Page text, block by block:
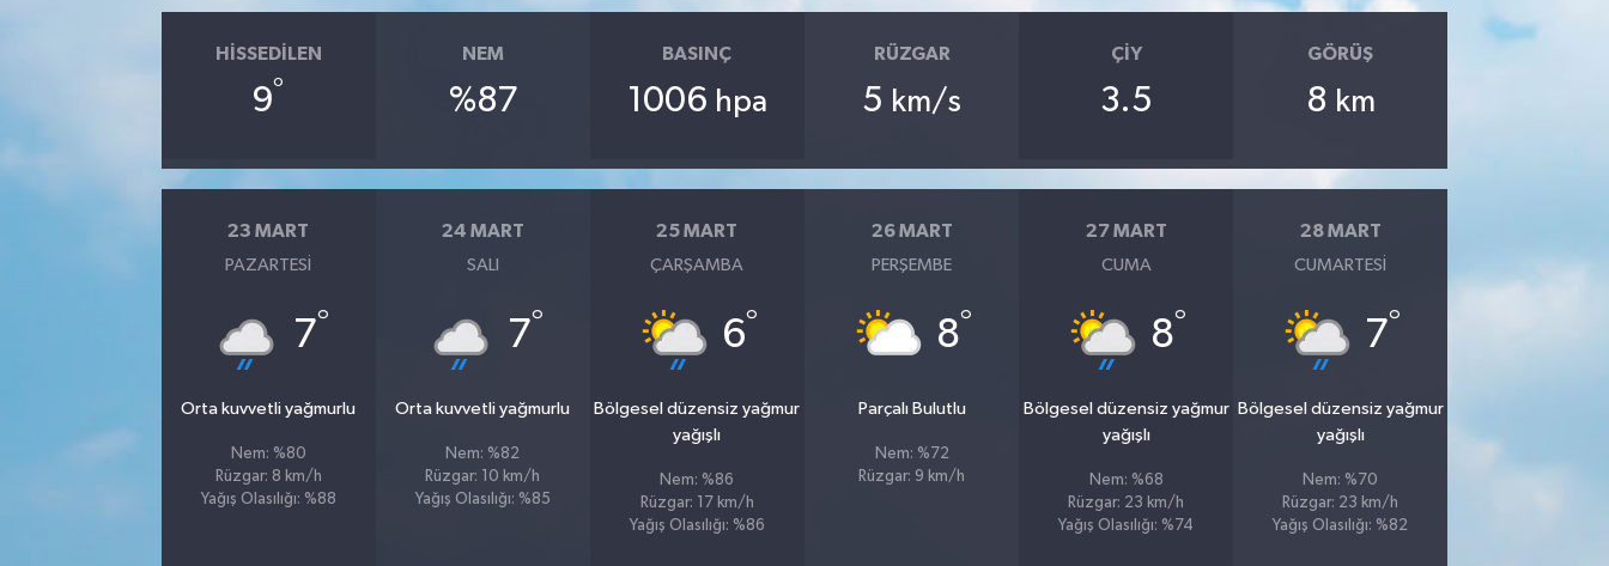
HISSEDILEN
9°
NEM
%87
BASINÇ
1006 hpa
RÜZGAR
5 km/s
ÇIY
3.5
GÖRÜŞ
8 km
23 MART
PAZARTESI
7°
Orta kuvvetli yağmurlu
Nem: %80
Rüzgar: 8 km/h
Yağış Olasılığı: %88
24 MART
SALI
7°
Orta kuvvetli yağmurlu
Nem: %82
Rüzgar: 10 km/h
Yağış Olasılığı: %85
25 MART
ÇARŞAMBA
6°
Bölgesel düzensiz yağmur
yağışlı
Nem: %86
Rüzgar: 17 km/h
Yağış Olasılığı: %86
26 MART
PERŞEMBE
8°
Parçalı Bulutlu
Nem: %72
Rüzgar: 9 km/h
27 MART
CUMA
8°
Bölgesel düzensiz yağmur
yağışlı
Nem: %68
Rüzgar: 23 km/h
Yağış Olasılığı: %74
28 MART
CUMARTESI
7°
Bölgesel düzensiz yağmur
yağışlı
Nem: %70
Rüzgar: 23 km/h
Yağış Olasılığı: %82